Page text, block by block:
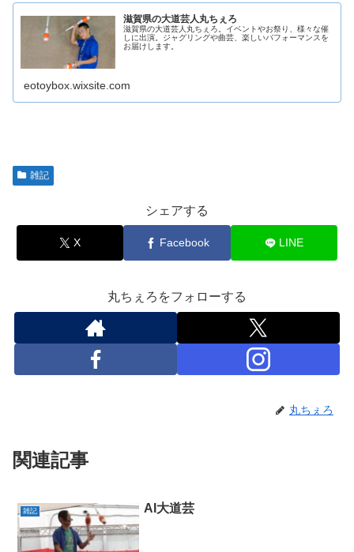
滋賀県の大道芸人丸ちぇろ
滋賀県の大道芸人丸ちぇろ。イベントやお祭り、様々な催
しに出演。ジャグリングや曲芸、楽しいパフォーマンスを
お届けします。
eotoybox.wixsite.com
雑記
シェアする
X Facebook LINE
丸ちぇろをフォローする
丸ちぇろ
関連記事
雑記 AI大道芸